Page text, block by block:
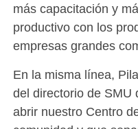
más capacitación y
productivo con los
empresas grandes
En la misma línea,
del directorio de SMU
abrir nuestro Centro